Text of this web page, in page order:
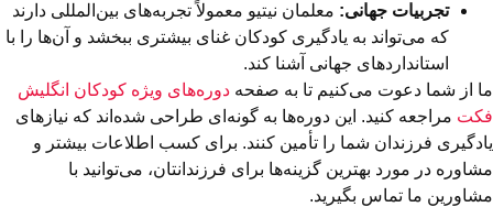
تجربیات جهانی: معلمان نیتیو معمولاً تجربه‌های بین‌المللی دارند
که می‌تواند به یادگیری کودکان غنای بیشتری ببخشد و آن‌ها را با
استانداردهای جهانی آشنا کند.
ما از شما دعوت می‌کنیم تا به صفحه دوره‌های ویژه کودکان انگلیش
فکت مراجعه کنید. این دوره‌ها به گونه‌ای طراحی شده‌اند که نیازهای
یادگیری فرزندان شما را تأمین کنند. برای کسب اطلاعات بیشتر و
مشاوره در مورد بهترین گزینه‌ها برای فرزندانتان، می‌توانید با
مشاورین ما تماس بگیرید.